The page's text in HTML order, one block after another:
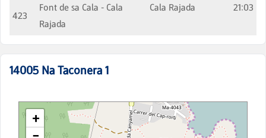
423
Font de sa Cala - Cala
Rajada
Cala Rajada 21:03
14005 Na Taconera 1